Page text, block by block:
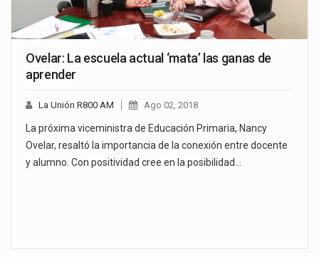
Ovelar: La escuela actual ‘mata’ las ganas de
aprender
La Unión R800 AM Ago 02, 2018
La próxima viceministra de Educación Primaria, Nancy
Ovelar, resaltó la importancia de la conexión entre docente
y alumno. Con positividad cree en la posibilidad…